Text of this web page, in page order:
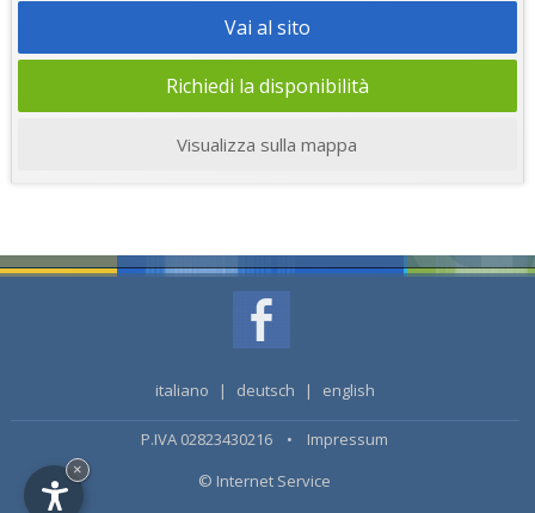
Vai al sito
Richiedi la disponibilità
Visualizza sulla mappa
italiano | deutsch | english
P.IVA 02823430216 • Impressum
© Internet Service
×